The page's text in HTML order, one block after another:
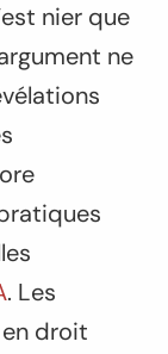
nier que
ne
. Les
droit